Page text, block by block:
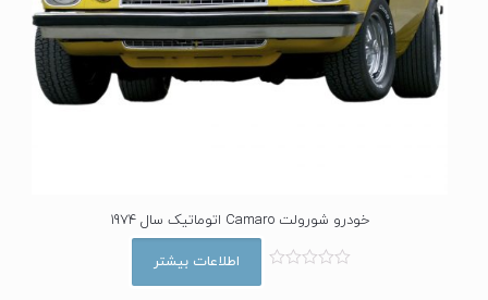
خودرو شورولت Camaro اتوماتیک سال 1974
اطلاعات بیشتر